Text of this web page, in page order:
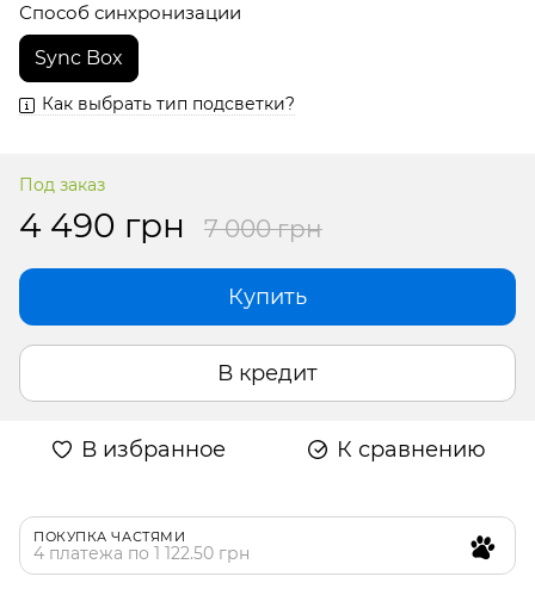
Способ синхронизации
Sync Box
Как выбрать тип подсветки?
Под заказ
4 490 грн 7 000 грн
Купить
В кредит
В избранное К сравнению
ПОКУПКА ЧАСТЯМИ
4 платежа по 1 122.50 грн